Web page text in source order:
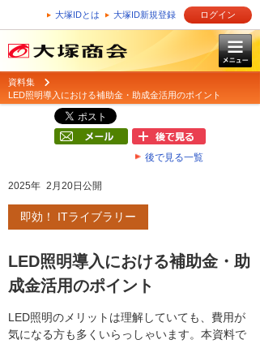
大塚IDとは 大塚ID新規登録 ログイン
資料集
LED照明導入における補助金・助成金活用のポイント
後で見る一覧
2025年 2月20日公開
即効！ ITライブラリー
LED照明導入における補助金・助
成金活用のポイント
LED照明のメリットは理解していても、費用が
気になる方も多くいらっしゃいます。本資料で